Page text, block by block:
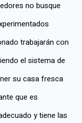
mis
opcio
Traba
ja con
ez y
respe
nuest
no busque
trabajarán con
el sistema de
su casa fresca
que es
y tiene las